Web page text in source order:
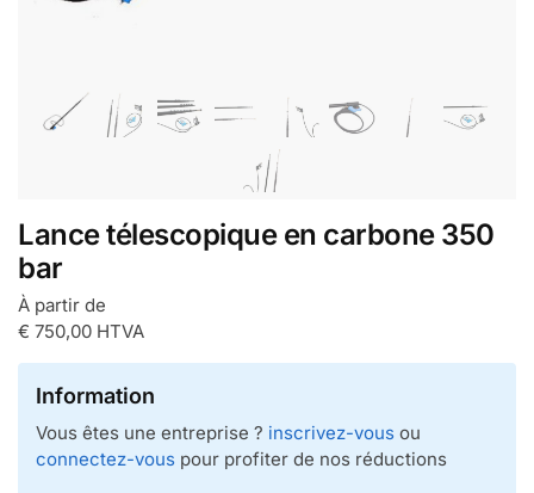
Lance télescopique en carbone 350
bar
À partir de
€ 750,00 HTVA
Information
Vous êtes une entreprise ? inscrivez-vous ou
connectez-vous pour profiter de nos réductions